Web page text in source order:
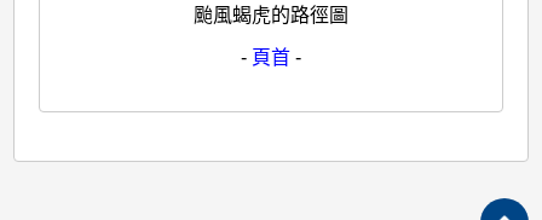
颱風蝎虎的路徑圖
- 頁首 -